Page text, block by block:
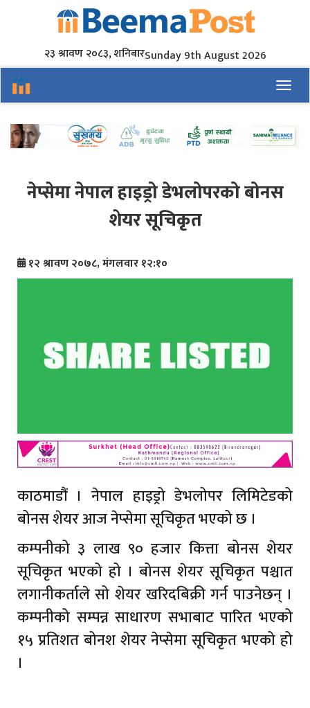
२३ श्रावण २०८३, शनिबारSunday 9th August 2026
नेप्सेमा नेपाल हाइड्रो डेभलोपरको बोनस
शेयर सूचिकृत
१२ श्रावण २०७८, मंगलवार १२:१०
काठमाडौं । नेपाल हाइड्रो डेभलोपर लिमिटेडको
बोनस शेयर आज नेप्सेमा सूचिकृत भएको छ ।
कम्पनीको ३ लाख ९० हजार कित्ता बोनस शेयर
सूचिकृत भएको हो । बोनस शेयर सूचिकृत पश्चात
लगानीकर्ताले सो शेयर खरिदबिक्री गर्न पाउनेछन् ।
कम्पनीको सम्पन्न साधारण सभाबाट पारित भएको
१५ प्रतिशत बोनश शेयर नेप्सेमा सूचिकृत भएको हो
।